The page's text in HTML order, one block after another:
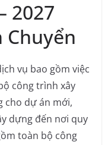
2027
Chuyển
vụ bao gồm việc
công trình xây
cho dự án mới,
dựng đến nơi quy
toàn bộ công